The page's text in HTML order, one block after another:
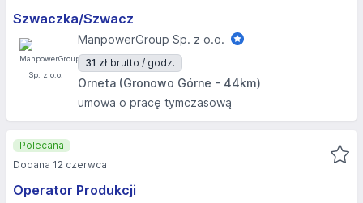
Szwaczka/Szwacz
ManpowerGroup Sp. z o.o.
31 zł brutto / godz.
Orneta (Gronowo Górne - 44km)
umowa o pracę tymczasową
Operator Produkcji
Polecana
Dodana 12 czerwca